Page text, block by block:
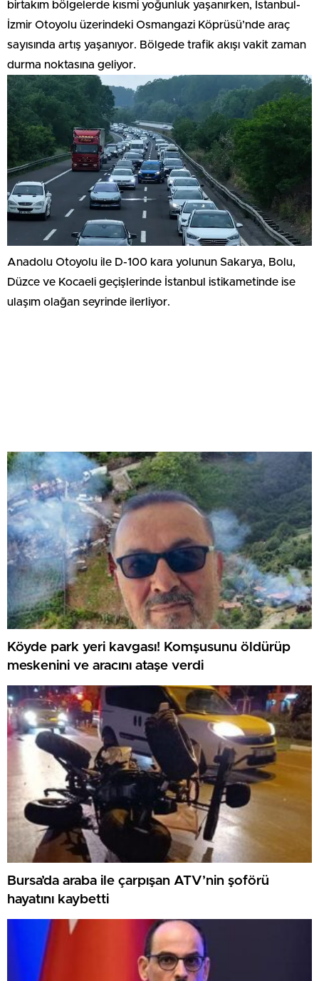
birtakım bölgelerde kısmi yoğunluk yaşanırken, İstanbul-
İzmir Otoyolu üzerindeki Osmangazi Köprüsü’nde araç
sayısında artış yaşanıyor. Bölgede trafik akışı vakit zaman
durma noktasına geliyor.
Anadolu Otoyolu ile D-100 kara yolunun Sakarya, Bolu,
Düzce ve Kocaeli geçişlerinde İstanbul istikametinde ise
ulaşım olağan seyrinde ilerliyor.
Köyde park yeri kavgası! Komşusunu öldürüp
meskenini ve aracını ataşe verdi
Bursa’da araba ile çarpışan ATV’nin şoförü
hayatını kaybetti